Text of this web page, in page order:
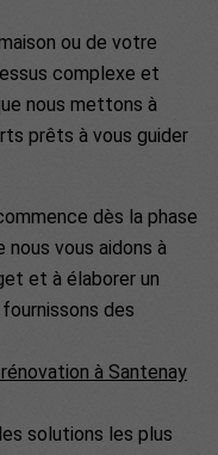
ou de votre
complexe et
nous mettons à
prêts à vous guider
dès la phase
nous vous aidons à
et à élaborer un
des
à Santenay
solutions les plus